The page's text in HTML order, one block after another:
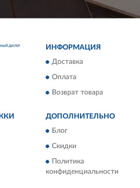
ИНФОРМАЦИЯ
Доставка
Оплата
Возврат товара
ДОПОЛНИТЕЛЬНО
Блог
Скидки
Политика
конфиденциальности